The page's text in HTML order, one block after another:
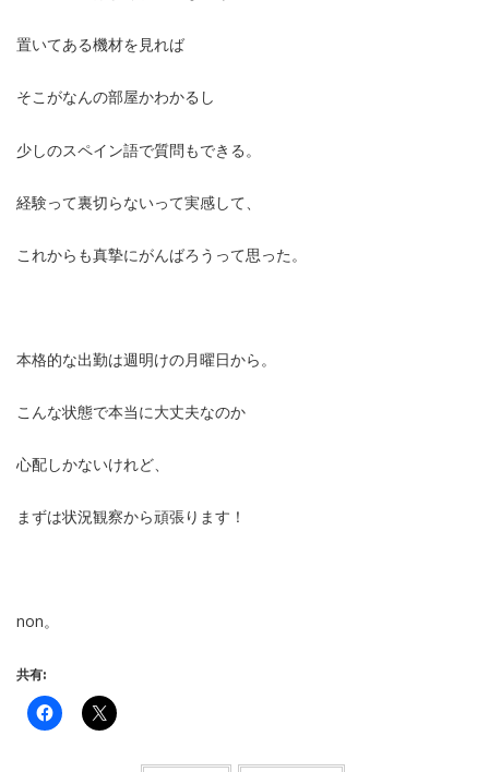
置いてある機材を見れば
そこがなんの部屋かわかるし
少しのスペイン語で質問もできる。
経験って裏切らないって実感して、
これからも真摯にがんばろうって思った。
本格的な出勤は週明けの月曜日から。
こんな状態で本当に大丈夫なのか
心配しかないけれど、
まずは状況観察から頑張ります！
non。
共有: